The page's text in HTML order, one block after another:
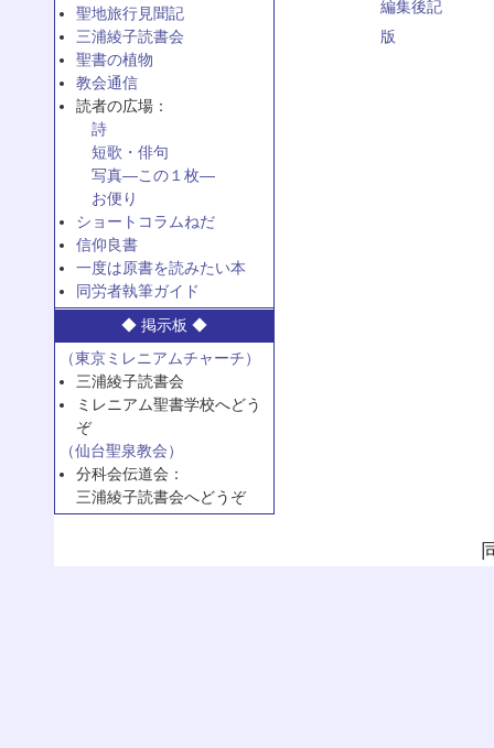
聖地旅行見聞記
三浦綾子読書会
聖書の植物
教会通信
読者の広場：
詩
短歌・俳句
写真—この１枚—
お便り
ショートコラムねだ
信仰良書
一度は原書を読みたい本
同労者執筆ガイド
◆ 掲示板 ◆
（東京ミレニアムチャーチ）
三浦綾子読書会
ミレニアム聖書学校へどう
ぞ
（仙台聖泉教会）
分科会伝道会：
三浦綾子読書会へどうぞ
編集後記
版